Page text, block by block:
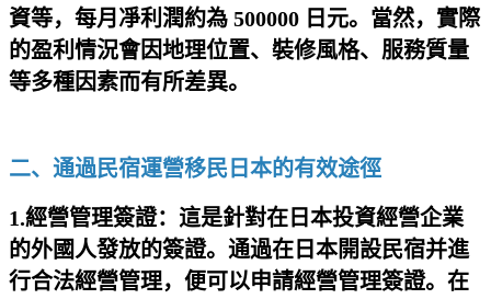
資等，每月凈利潤約為 500000 日元。當然，實際
的盈利情況會因地理位置、裝修風格、服務質量
等多種因素而有所差異。
二、通過民宿運營移民日本的有效途徑
1.經營管理簽證：這是針對在日本投資經營企業
的外國人發放的簽證。通過在日本開設民宿并進
行合法經營管理，便可以申請經營管理簽證。在